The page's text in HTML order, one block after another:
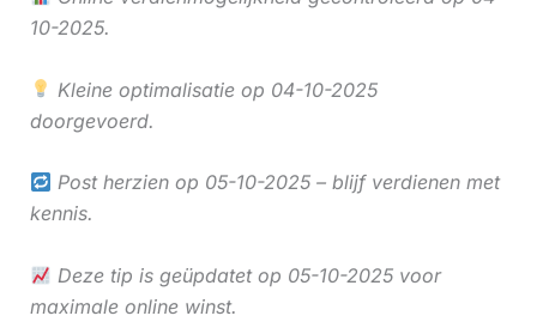
10-2025.
Kleine optimalisatie op 04-10-2025
doorgevoerd.
Post herzien op 05-10-2025 – blijf verdienen met
kennis.
Deze tip is geüpdatet op 05-10-2025 voor
maximale online winst.